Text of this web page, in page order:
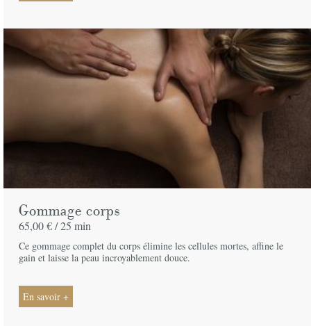
Gommage corps
65,00 € /25 min
Ce gommage complet du corps élimine les cellules mortes, affine le
gain et laisse la peau incroyablement douce.
En savoir +